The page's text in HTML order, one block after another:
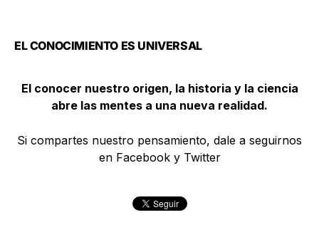
EL CONOCIMIENTO ES UNIVERSAL
El conocer nuestro origen, la historia y la ciencia
abre las mentes a una nueva realidad.
Si compartes nuestro pensamiento, dale a seguirnos
en Facebook y Twitter